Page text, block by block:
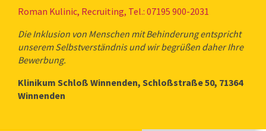
Roman Kulinic, Recruiting, Tel.: 07195 900-2031
Die Inklusion von Menschen mit Behinderung entspricht
unserem Selbstverständnis und wir begrüßen daher Ihre
Bewerbung.
Klinikum Schloß Winnenden, Schloßstraße 50, 71364
Winnenden